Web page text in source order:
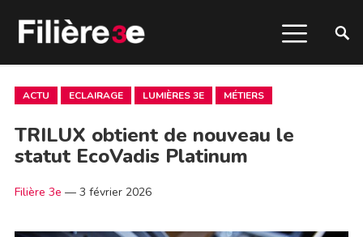
ACTU ECLAIRAGE LUMIÈRES 3E MÉTIERS
TRILUX obtient de nouveau le
statut EcoVadis Platinum
Filière 3e — 3 février 2026